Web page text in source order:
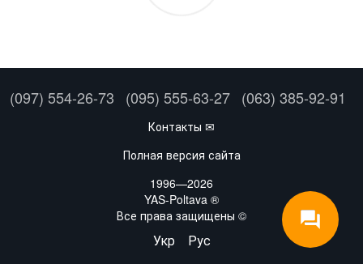
(097) 554-26-73 (095) 555-63-27 (063) 385-92-91
Контакты ✉
Полная версия сайта
1996—2026
YAS-Poltava ®
Все права защищены ©
Укр Рус